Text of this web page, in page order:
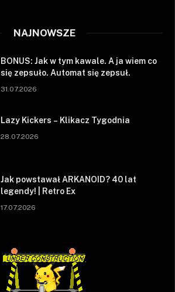
NAJNOWSZE
BONUS: Jak w tym kawale. A ja wiem co
się zepsuło. Automat się zepsuł.
31.07.2026
Lazy Kickers – Klikacz Tygodnia
28.07.2026
Jak powstawał ARKANOID? 40 lat
legendy! | Retro Ex
17.07.2026